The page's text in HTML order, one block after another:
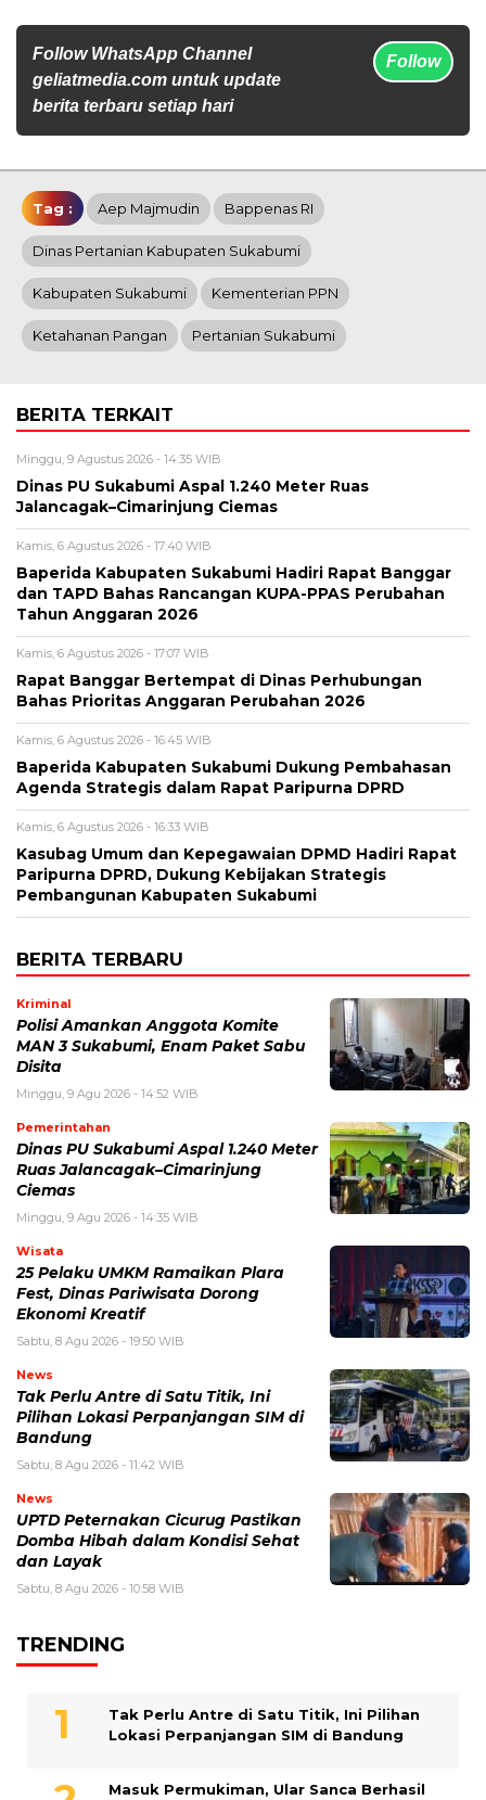
Follow WhatsApp Channel
geliatmedia.com untuk update
berita terbaru setiap hari
Follow
Tag : Aep Majmudin Bappenas RI
Dinas Pertanian Kabupaten Sukabumi
Kabupaten Sukabumi Kementerian PPN
Ketahanan Pangan Pertanian Sukabumi
BERITA TERKAIT
Minggu, 9 Agustus 2026 - 14:35 WIB
Dinas PU Sukabumi Aspal 1.240 Meter Ruas
Jalancagak–Cimarinjung Ciemas
Kamis, 6 Agustus 2026 - 17:40 WIB
Baperida Kabupaten Sukabumi Hadiri Rapat Banggar
dan TAPD Bahas Rancangan KUPA-PPAS Perubahan
Tahun Anggaran 2026
Kamis, 6 Agustus 2026 - 17:07 WIB
Rapat Banggar Bertempat di Dinas Perhubungan
Bahas Prioritas Anggaran Perubahan 2026
Kamis, 6 Agustus 2026 - 16:45 WIB
Baperida Kabupaten Sukabumi Dukung Pembahasan
Agenda Strategis dalam Rapat Paripurna DPRD
Kamis, 6 Agustus 2026 - 16:33 WIB
Kasubag Umum dan Kepegawaian DPMD Hadiri Rapat
Paripurna DPRD, Dukung Kebijakan Strategis
Pembangunan Kabupaten Sukabumi
BERITA TERBARU
Kriminal
Polisi Amankan Anggota Komite
MAN 3 Sukabumi, Enam Paket Sabu
Disita
Minggu, 9 Agu 2026 - 14:52 WIB
Pemerintahan
Dinas PU Sukabumi Aspal 1.240 Meter
Ruas Jalancagak–Cimarinjung
Ciemas
Minggu, 9 Agu 2026 - 14:35 WIB
Wisata
25 Pelaku UMKM Ramaikan Plara
Fest, Dinas Pariwisata Dorong
Ekonomi Kreatif
Sabtu, 8 Agu 2026 - 19:50 WIB
News
Tak Perlu Antre di Satu Titik, Ini
Pilihan Lokasi Perpanjangan SIM di
Bandung
Sabtu, 8 Agu 2026 - 11:42 WIB
News
UPTD Peternakan Cicurug Pastikan
Domba Hibah dalam Kondisi Sehat
dan Layak
Sabtu, 8 Agu 2026 - 10:58 WIB
TRENDING
Tak Perlu Antre di Satu Titik, Ini Pilihan
Lokasi Perpanjangan SIM di Bandung
Masuk Permukiman, Ular Sanca Berhasil